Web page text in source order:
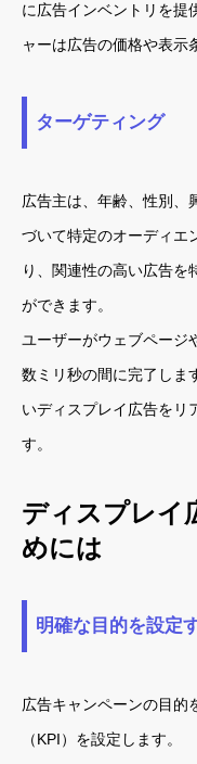
に広告インベントリを提
ャーは広告の価格や表示
ターゲティング
広告主は、年齢、性別、
づいて特定のオーディエ
り、関連性の高い広告を
ができます。
ユーザーがウェブページ
数ミリ秒の間に完了しま
いディスプレイ広告をリ
す。
ディスプレイ
めには
明確な目的を設定
広告キャンペーンの目的
（KPI）を設定します。